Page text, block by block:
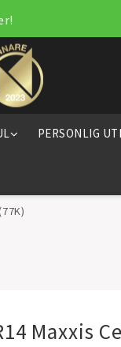
PERSONLIG
Maxxis